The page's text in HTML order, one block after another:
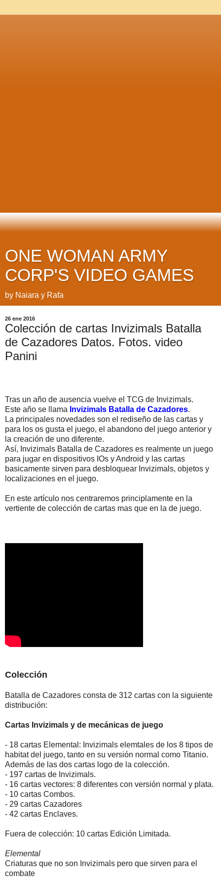
ONE WOMAN ARMY
CORP'S VIDEO GAMES
by Naiara y Rafa
26 ene 2016
Colección de cartas Invizimals Batalla
de Cazadores Datos. Fotos. video
Panini
Tras un año de ausencia vuelve el TCG de Invizimals.
Este año se llama Invizimals Batalla de Cazadores.
La principales novedades son el rediseño de las cartas y
para los os gusta el juego, el abandono del juego anterior y
la creación de uno diferente.
Así, Invizimals Batalla de Cazadores es realmente un juego
para jugar en dispositivos IOs y Android y las cartas
basicamente sirven para desbloquear Invizimals, objetos y
localizaciones en el juego.
En este artículo nos centraremos principlamente en la
vertiente de colección de cartas mas que en la de juego.
Colección
Batalla de Cazadores consta de 312 cartas con la siguiente
distribución:
Cartas Invizimals y de mecánicas de juego
- 18 cartas Elemental: Invizimals elemtales de los 8 tipos de
habitat del juego, tanto en su versión normal como Titanio.
Además de las dos cartas logo de la colección.
- 197 cartas de Invizimals.
- 16 cartas vectores: 8 diferentes con versión normal y plata.
- 10 cartas Combos.
- 29 cartas Cazadores
- 42 cartas Enclaves.
Fuera de colección: 10 cartas Edición Limitada.
Elemental
Criaturas que no son Invizimals pero que sirven para el
combate